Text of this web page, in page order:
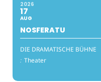
2026
17
AUG
NOSFERATU
DIE DRAMATISCHE BÜHNE
: Theater